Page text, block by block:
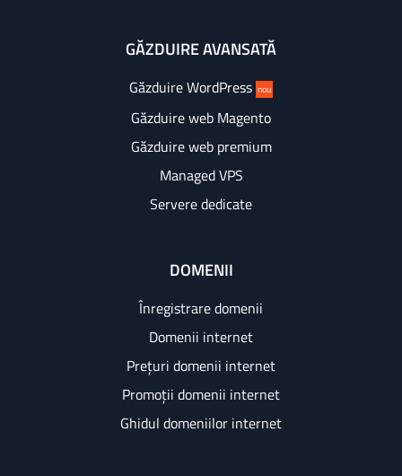
GĂZDUIRE AVANSATĂ
Găzduire WordPress nou
Găzduire web Magento
Găzduire web premium
Managed VPS
Servere dedicate
DOMENII
Înregistrare domenii
Domenii internet
Prețuri domenii internet
Promoții domenii internet
Ghidul domeniilor internet